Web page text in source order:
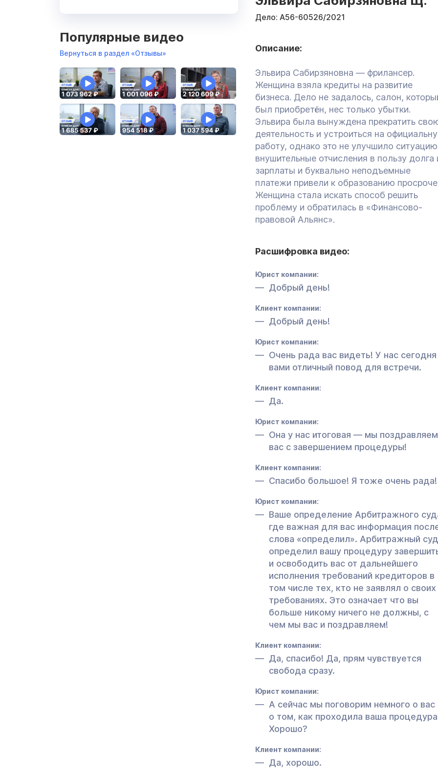
Популярные видео
Вернуться в раздел «Отзывы»
Дело: А56-60526/2021
Описание:
Эльвира Сабирзяновна — фрилансер.
Женщина взяла кредиты на развитие
бизнеса. Дело не задалось, салон,
был приобретён, нес только убытки.
Эльвира была вынуждена прекратить
деятельность и устроиться на
работу, однако это не улучшило
внушительные отчисления в пользу долга
зарплаты и буквально неподъемные
платежи привели к образованию
Женщина стала искать способ решить
проблему и обратилась в «Финансово-
правовой Альянс».
Расшифровка видео:
Юрист компании:
Добрый день!
Клиент компании:
Добрый день!
Юрист компании:
Очень рада вас видеть! У нас сегодня
вами отличный повод для встречи.
Клиент компании:
Да.
Юрист компании:
Она у нас итоговая — мы поздравляем
вас с завершением процедуры!
Клиент компании:
Спасибо большое! Я тоже очень рада!
Юрист компании:
Ваше определение Арбитражного
где важная для вас информация
слова «определил». Арбитражный суд
определил вашу процедуру
и освободить вас от дальнейшего
исполнения требований кредиторов в
том числе тех, кто не заявлял о своих
требованиях. Это означает что вы
больше никому ничего не должны, с
чем мы вас и поздравляем!
Клиент компании:
Да, спасибо! Да, прям чувствуется
свобода сразу.
Юрист компании:
А сейчас мы поговорим немного о вас
о том, как проходила ваша
Хорошо?
Клиент компании:
Да, хорошо.